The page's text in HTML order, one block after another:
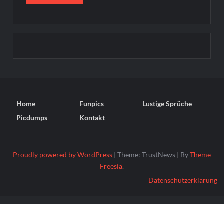
Home Funpics
Lustige Sprüche
Picdumps
Kontakt
Proudly powered by WordPress | Theme: TrustNews | ByTheme
Freesia.
Datenschutzerklärung